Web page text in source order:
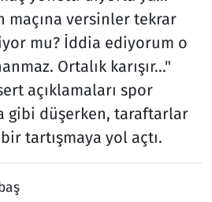
maçına versinler tekrar
mu? İddia ediyorum o
Ortalık karışır..."
açıklamaları spor
gibi düşerken, taraftarlar
tartışmaya yol açtı.